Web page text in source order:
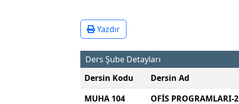
Yazdır
Ders Şube Detayları
Dersin Kodu
Dersin Ad
MUHA 104
OFİS PROGRAMLARI-2